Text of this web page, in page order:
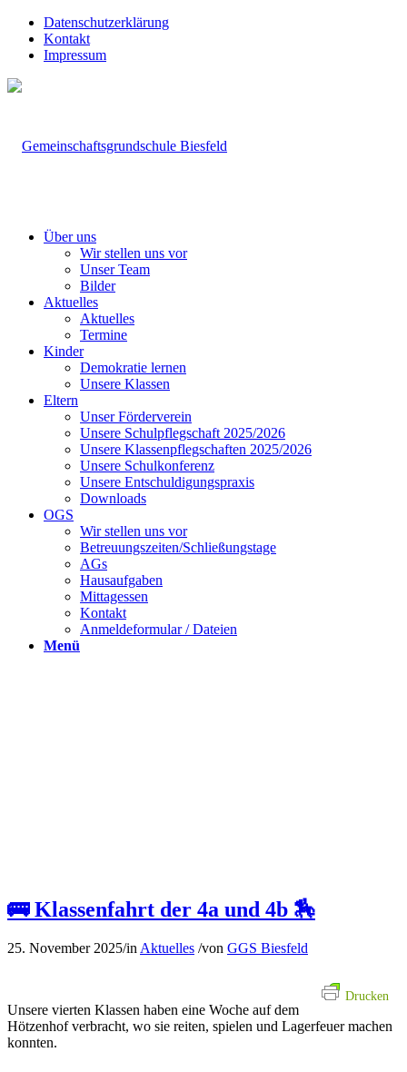
Datenschutzerklärung
Kontakt
Impressum
Über uns
Wir stellen uns vor
Unser Team
Bilder
Aktuelles
Aktuelles
Termine
Kinder
Demokratie lernen
Unsere Klassen
Eltern
Unser Förderverein
Unsere Schulpflegschaft 2025/2026
Unsere Klassenpflegschaften 2025/2026
Unsere Schulkonferenz
Unsere Entschuldigungspraxis
Downloads
OGS
Wir stellen uns vor
Betreuungszeiten/Schließungstage
AGs
Hausaufgaben
Mittagessen
Kontakt
Anmeldeformular / Dateien
Menü
🚌 Klassenfahrt der 4a und 4b 🏇
25. November 2025/in Aktuelles /von GGS Biesfeld
Drucken
Unsere vierten Klassen haben eine Woche auf dem
Hötzenhof verbracht, wo sie reiten, spielen und Lagerfeuer machen
konnten.